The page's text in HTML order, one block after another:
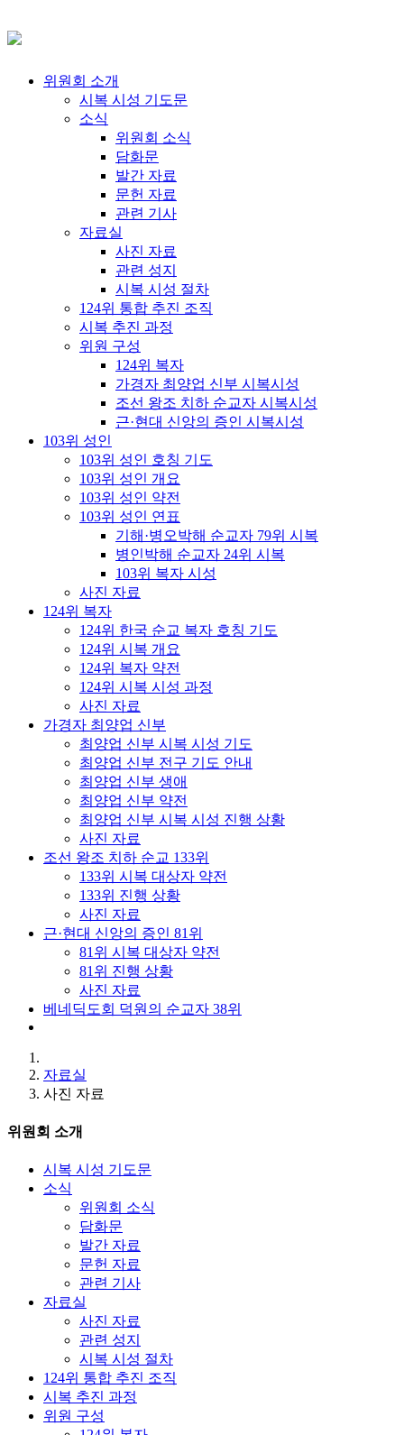
위원회 소개
시복 시성 기도문
소식
위원회 소식
담화문
발간 자료
문헌 자료
관련 기사
자료실
사진 자료
관련 성지
시복 시성 절차
124위 통합 추진 조직
시복 추진 과정
위원 구성
124위 복자
가경자 최양업 신부 시복시성
조선 왕조 치하 순교자 시복시성
근·현대 신앙의 증인 시복시성
103위 성인
103위 성인 호칭 기도
103위 성인 개요
103위 성인 약전
103위 성인 연표
기해·병오박해 순교자 79위 시복
병인박해 순교자 24위 시복
103위 복자 시성
사진 자료
124위 복자
124위 한국 순교 복자 호칭 기도
124위 시복 개요
124위 복자 약전
124위 시복 시성 과정
사진 자료
가경자 최양업 신부
최양업 신부 시복 시성 기도
최양업 신부 전구 기도 안내
최양업 신부 생애
최양업 신부 약전
최양업 신부 시복 시성 진행 상황
사진 자료
조선 왕조 치하 순교 133위
133위 시복 대상자 약전
133위 진행 상황
사진 자료
근·현대 신앙의 증인 81위
81위 시복 대상자 약전
81위 진행 상황
사진 자료
베네딕도회 덕원의 순교자 38위
자료실
사진 자료
위원회 소개
시복 시성 기도문
소식
위원회 소식
담화문
발간 자료
문헌 자료
관련 기사
자료실
사진 자료
관련 성지
시복 시성 절차
124위 통합 추진 조직
시복 추진 과정
위원 구성